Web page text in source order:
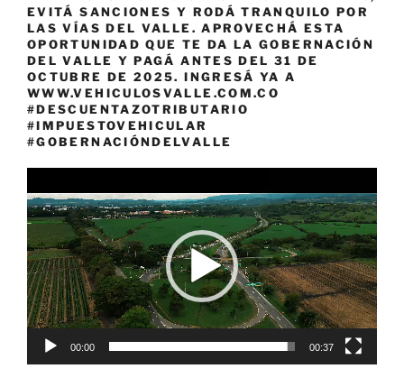
EVITÁ SANCIONES Y RODÁ TRANQUILO POR
LAS VÍAS DEL VALLE. APROVECHÁ ESTA
OPORTUNIDAD QUE TE DA LA GOBERNACIÓN
DEL VALLE Y PAGÁ ANTES DEL 31 DE
OCTUBRE DE 2025. INGRESÁ YA A
WWW.VEHICULOSVALLE.COM.CO
#DESCUENTAZOTRIBUTARIO
#IMPUESTOVEHICULAR
#GOBERNACIÓNDELVALLE
de
vídeo
00:00 00:37